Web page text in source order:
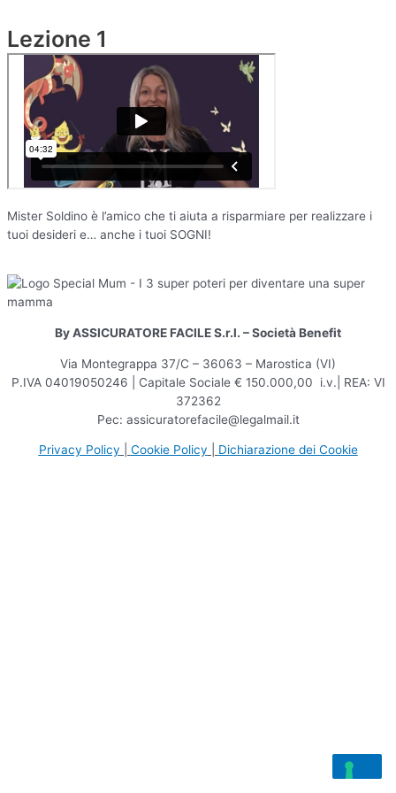
Lezione 1
Mister Soldino è l’amico che ti aiuta a risparmiare per realizzare i
tuoi desideri e… anche i tuoi SOGNI!
By ASSICURATORE FACILE S.r.l. – Società Benefit
Via Montegrappa 37/C – 36063 – Marostica (VI)
P.IVA 04019050246 | Capitale Sociale € 150.000,00 i.v.| REA: VI
372362
Pec: assicuratorefacile@legalmail.it
Privacy Policy Cookie Policy Dichiarazione dei Cookie